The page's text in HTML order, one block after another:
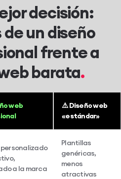
decisión:
un diseño
frente a
barata
web
⚠️ Diseño web
«estándar»
personalizado
a la marca
Plantillas
genéricas,
menos
atractivas